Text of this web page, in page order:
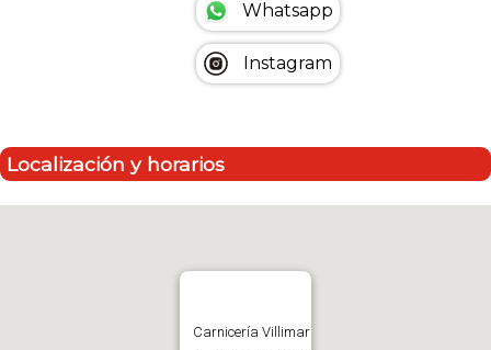
Whatsapp
Instagram
Localización y horarios
Carnicería Villimar